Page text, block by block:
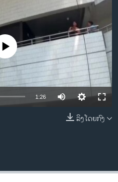
currently available
1:26
ລິງໂດຍກົງ